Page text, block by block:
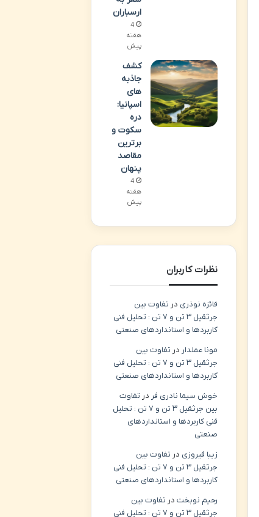
ارسباران
4
هفته
پیش
کشف
جاذبه
های
اسپانیا:
دره
سکوت و
برترین
مقاصد
پنهان
4
هفته
پیش
نظرات کاربران
فائزه نوذری در تفاوت بین
جرثقیل ۳ تن و ۷ تن : تحلیل فنی
کاربردها و استانداردهای صنعتی
مونا عملدار در تفاوت بین
جرثقیل ۳ تن و ۷ تن : تحلیل فنی
کاربردها و استانداردهای صنعتی
خوش سیما نادری فر در تفاوت
بین جرثقیل ۳ تن و ۷ تن : تحلیل
فنی کاربردها و استانداردهای
صنعتی
زیبا فیروزی در تفاوت بین
جرثقیل ۳ تن و ۷ تن : تحلیل فنی
کاربردها و استانداردهای صنعتی
رحیم نوبختدر تفاوت بین
جرثقیل ۳ تن و ۷ تن : تحلیل فنی